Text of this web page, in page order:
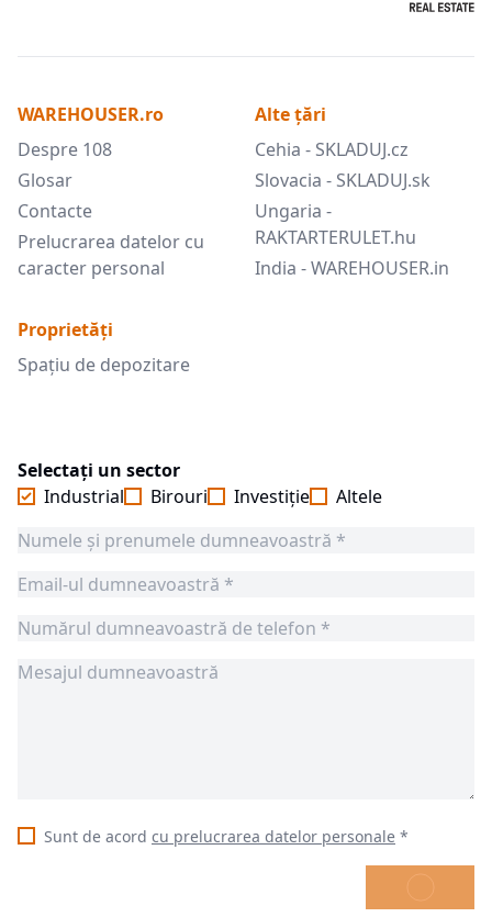
WAREHOUSER.ro
Despre 108
Glosar
Contacte
Prelucrarea datelor cu
caracter personal
Proprietăți
Spațiu de depozitare
Alte țări
Cehia - SKLADUJ.cz
Slovacia - SKLADUJ.sk
Ungaria -
RAKTARTERULET.hu
India - WAREHOUSER.in
Selectați un sector
Industrial
Birouri Investiție Altele
Sunt de acord cu prelucrarea datelor personale *
TRIMITE